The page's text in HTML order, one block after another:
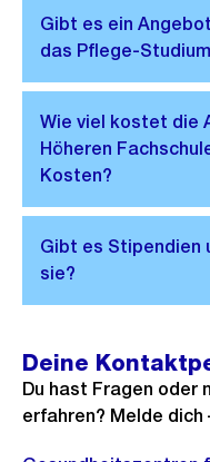
Deine
Du hast Fragen oder
erfahren? Melde dich